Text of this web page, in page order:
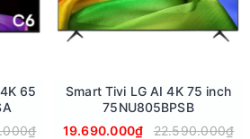
hoặc người dùng cần giặt chăn ga,
65
Smart Tivi LG AI 4K 75 inch
75NU805BPSB
19.690.000₫
22.590.000₫